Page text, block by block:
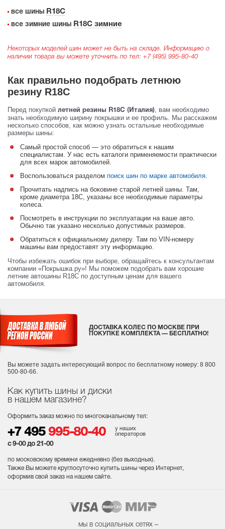
все шины R18C
все зимние шины R18C зимние
Некоторых моделей шин может не быть на складе. Информацию о
наличии товара вы можете уточнить по тел: +7 (495) 995-80-40
Как правильно подобрать летнюю
резину R18C
Перед покупкой летней резины R18C (Италия), вам необходимо
знать необходимую ширину покрышки и ее профиль. Мы расскажем
несколько способов, как можно узнать остальные необходимые
размеры шины:
Самый простой способ — это обратиться к нашим
специалистам. У нас есть каталоги применяемости практически
для всех марок автомобилей.
Воспользоваться разделом поиск шин по марке автомобиля.
Прочитать надпись на боковине старой летней шины. Там,
кроме диаметра 18C, указаны все необходимые параметры
колеса.
Посмотреть в инструкции по эксплуатации на ваше авто.
Обычно так указано несколько допустимых размеров.
Обратиться к официальному дилеру. Там по VIN-номеру
машины вам предоставят эту информацию.
Чтобы избежать ошибок при выборе, обращайтесь к консультантам
компании «Покрышка.ру»! Мы поможем подобрать вам хорошие
летние автошины R18C по доступным ценам для вашего
автомобиля.
Как купить шины и диски
в нашем магазине?
Оформить заказ можно по многоканальному тел:
+7 495 995-80-40
у наших
операторов
с 9-00 до 21-00
по московскому времени ежедневно (без выходных).
Также Вы можете круглосуточно купить шины через Интернет,
оформив свой заказ на нашем сайте.
ДОСТАВКА КОЛЕС ПО МОСКВЕ ПРИ
ПОКУПКЕ КОМПЛЕКТА — БЕСПЛАТНО!
Вы можете задать интересующий вопрос по бесплатному номеру: 8 800
500-80-66.
мы в социальных сетях –